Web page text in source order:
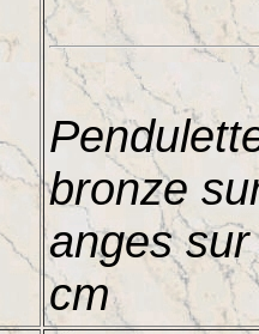
bronze
anges
cm